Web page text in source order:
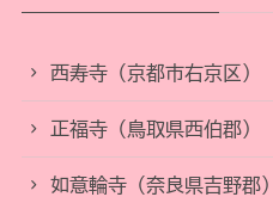
西寿寺（京都市右京区）
正福寺（鳥取県西伯郡）
如意輪寺（奈良県吉野郡）